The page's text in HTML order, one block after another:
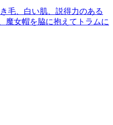
毛、白い肌、説得力のある
魔女帽を脇に抱えてトラムに